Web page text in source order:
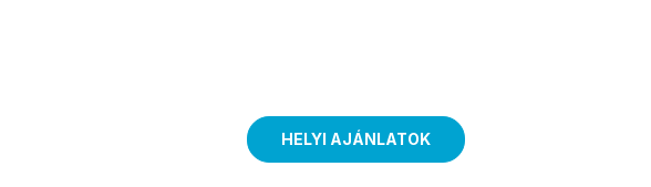
HELYI AJÁNLATOK